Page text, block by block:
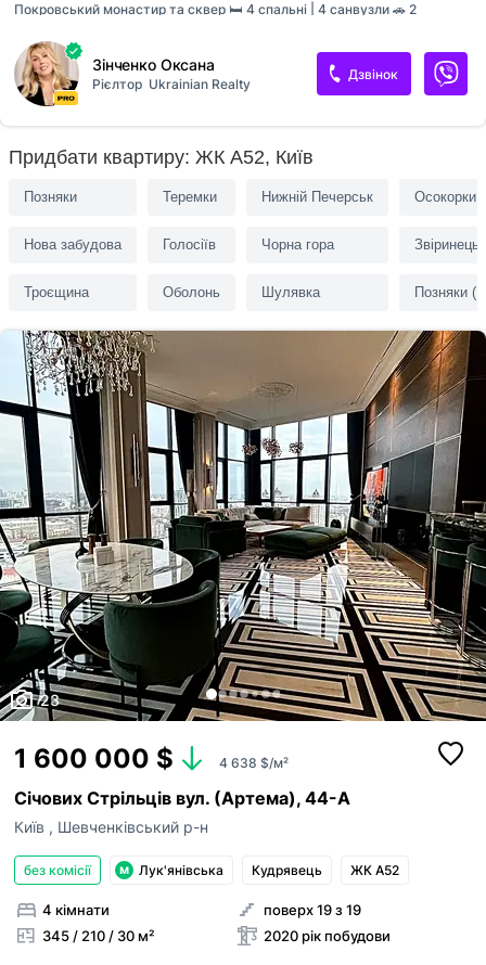
Покровський монастир та сквер 🛏 4 спальні | 4 санвузли 🚗 2
об’єднання трьох менших, із повною дизайнерською
переплануванням від ID4U Studio. Природний поділ на зону
відпочинку та приватну зону забезпечує комфорт і затишок. Головні
переваги: ✔ Величезна , відкрита тераса 250 м² – електрика,
освітлення, вода для поливу, сигналізація ✔ Чотири повноцінні
спальні одна з них мастер- спальня . ✔ Чотири санвузли ✔ Кухня
відкритого/закритого типу з розсувною конструкцією, окремою
Зінченко Оксана
Рієлтор Ukrainian Realty
Дзвінок
Придбати квартиру: ЖК А52, Київ
Позняки
Нова забудова
Троєщина
Теремки
Голосіїв
Оболонь
Нижній Печерськ
Чорна гора
Шулявка
Осокорки
Позняки
23
1 600 000 $ 4 638 $/м²
Січових Стрільців вул. (Артема), 44-А
Київ , Шевченківський р-н
без комісії Лук'янівська Кудрявець ЖК А52
4 кімнати
345 / 210 / 30 м²
поверх 19 з 19
2020 рік побудови